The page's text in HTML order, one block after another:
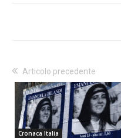
Articolo precedente
Cronaca Italia